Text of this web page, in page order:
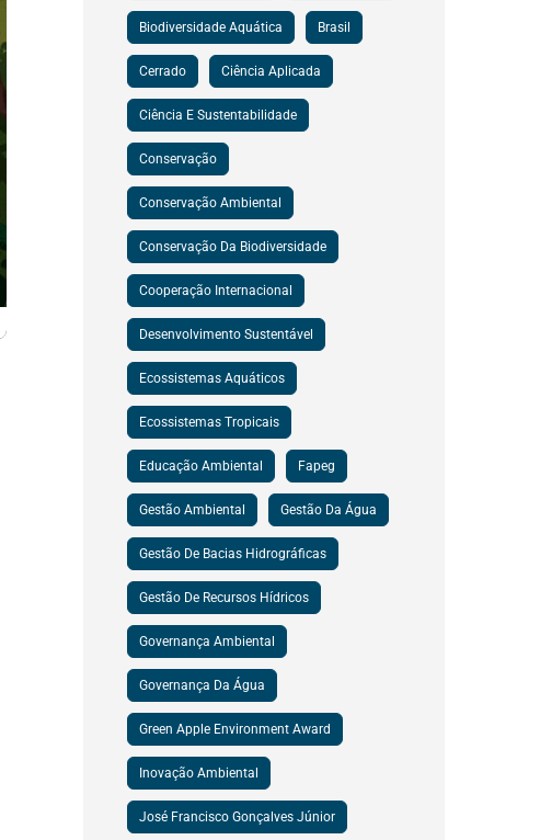
Biodiversidade Aquática Brasil
Cerrado Ciência Aplicada
Ciência E Sustentabilidade
Conservação
Conservação Ambiental
Conservação Da Biodiversidade
Cooperação Internacional
Desenvolvimento Sustentável
Ecossistemas Aquáticos
Ecossistemas Tropicais
Educação Ambiental Fapeg
Gestão Ambiental Gestão Da Água
Gestão De Bacias Hidrográficas
Gestão De Recursos Hídricos
Governança Ambiental
Governança Da Água
Green Apple Environment Award
Inovação Ambiental
José Francisco Gonçalves Júnior